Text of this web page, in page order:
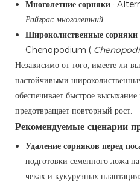
Многолетние сорняки :
Райграс многолетний
Широколиственные сорняки
Chenopodium (
Независимо от того, имеете ли
настойчивыми
обеспечивает быстрое
предотвращает повторный рост.
Рекомендуемые сценарии
Удаление сорняков перед
подготовки семенного ложа
чеках и кукурузных